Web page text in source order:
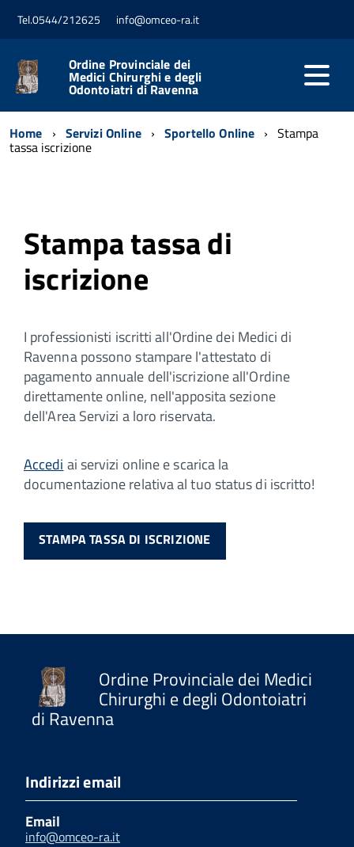
Tel.0544/212625 info@omceo-ra.it
Ordine Provinciale dei
Medici Chirurghi e degli
Odontoiatri di Ravenna
Home Servizi Online Sportello Online Stampa
tassa iscrizione
Stampa tassa di
iscrizione
I professionisti iscritti all'Ordine dei Medici di
Ravenna possono stampare l'attestato di
pagamento annuale dell'iscrizione all'Ordine
direttamente online, nell'apposita sezione
dell'Area Servizi a loro riservata.
Accedi ai servizi online e scarica la
documentazione relativa al tuo status di iscritto!
STAMPA TASSA DI ISCRIZIONE
Ordine Provinciale dei Medici
Chirurghi e degli Odontoiatri
di Ravenna
Indirizzi email
Email
info@omceo-ra.it